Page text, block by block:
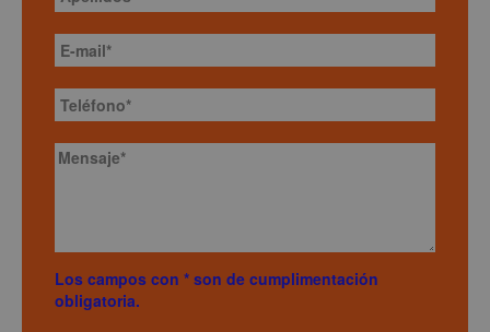
Los campos con * son de cumplimentación
obligatoria.